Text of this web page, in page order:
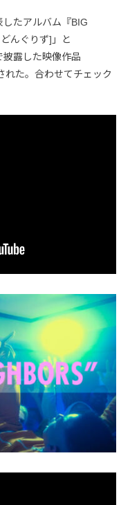
たアルバム『BIG
んぐりず]」と
披露した映像作品
れた。合わせてチェック